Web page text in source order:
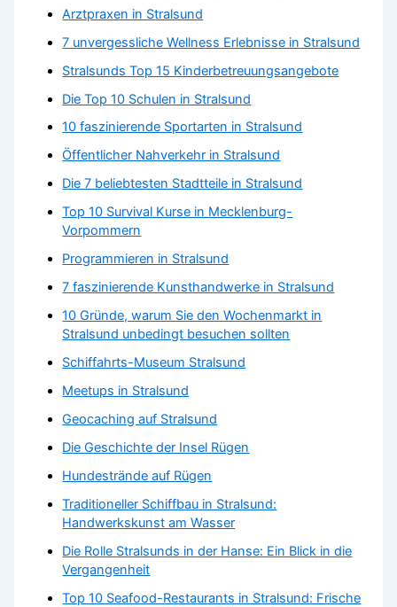
Arztpraxen in Stralsund
7 unvergessliche Wellness Erlebnisse in Stralsund
Stralsunds Top 15 Kinderbetreuungsangebote
Die Top 10 Schulen in Stralsund
10 faszinierende Sportarten in Stralsund
Öffentlicher Nahverkehr in Stralsund
Die 7 beliebtesten Stadtteile in Stralsund
Top 10 Survival Kurse in Mecklenburg-
Vorpommern
Programmieren in Stralsund
7 faszinierende Kunsthandwerke in Stralsund
10 Gründe, warum Sie den Wochenmarkt in
Stralsund unbedingt besuchen sollten
Schiffahrts-Museum Stralsund
Meetups in Stralsund
Geocaching auf Stralsund
Die Geschichte der Insel Rügen
Hundestrände auf Rügen
Traditioneller Schiffbau in Stralsund:
Handwerkskunst am Wasser
Die Rolle Stralsunds in der Hanse: Ein Blick in die
Vergangenheit
Top 10 Seafood-Restaurants in Stralsund: Frische